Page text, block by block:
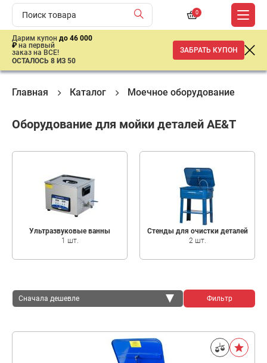
0
Дарим купон до 46 000
₽ на первый
заказ на ВСЕ!
ОСТАЛОСЬ 8 ИЗ 50
ЗАБРАТЬ КУПОН
Главная Каталог Моечное оборудование
Оборудование для мойки деталей AE&T
Ультразвуковые ванны
1 шт.
Стенды для очистки деталей
2 шт.
Сначала дешевле Фильтр